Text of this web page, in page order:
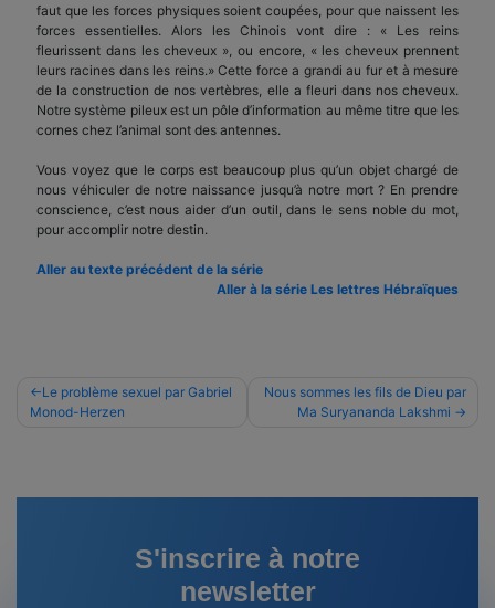
faut que les forces physiques soient coupées, pour que naissent les
forces essentielles. Alors les Chinois vont dire : « Les reins
fleurissent dans les cheveux », ou encore, « les cheveux prennent
leurs racines dans les reins.» Cette force a grandi au fur et à mesure
de la construction de nos vertèbres, elle a fleuri dans nos cheveux.
Notre système pileux est un pôle d’information au même titre que les
cornes chez l’animal sont des antennes.
Vous voyez que le corps est beaucoup plus qu’un objet chargé de
nous véhiculer de notre naissance jusqu’à notre mort ? En prendre
conscience, c’est nous aider d’un outil, dans le sens noble du mot,
pour accomplir notre destin.
Aller au texte précédent de la série
Aller à la série Les lettres Hébraïques
Navigation
de
Le problème sexuel par Gabriel
Monod-Herzen
Nous sommes les fils de Dieu par
Ma Suryananda Lakshmi
S'inscrire à notre
newsletter